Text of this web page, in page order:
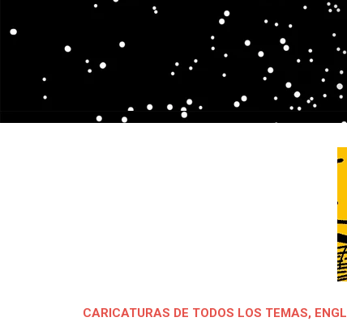
CARICATURAS DE TODOS LOS TEMAS,